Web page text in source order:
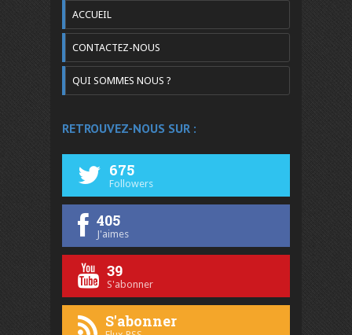
ACCUEIL
CONTACTEZ-NOUS
QUI SOMMES NOUS ?
RETROUVEZ-NOUS SUR :
675
Followers
405
J'aimes
39
S'abonner
S'abonner